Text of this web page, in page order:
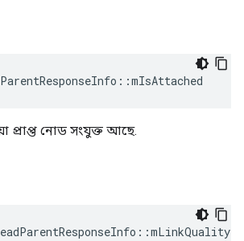
::mIsAttached
প্রাপ্ত নোড সংযুক্ত আছে.
::mLinkQuality1